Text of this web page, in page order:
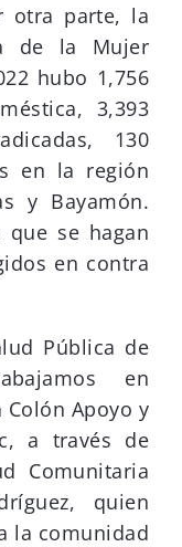
otra parte, la
de la Mujer
hubo 1,756
3,393
130
en la región
y Bayamón.
que se hagan
en contra
Pública de
en
Colón Apoyo y
a través de
Comunitaria
quien
la comunidad